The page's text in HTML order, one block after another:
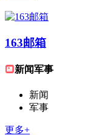
163邮箱
新闻军事
新闻
军事
更多+